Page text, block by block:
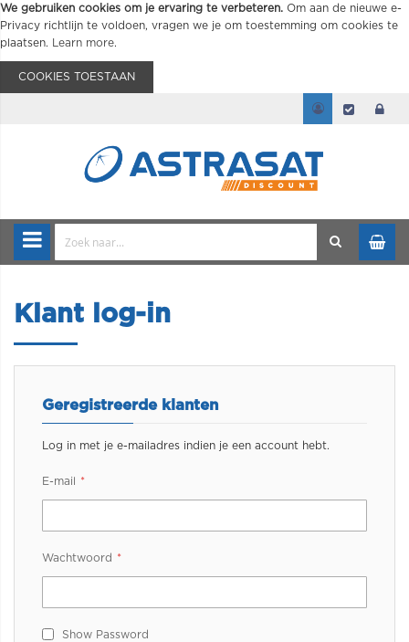
We gebruiken cookies om je ervaring te verbeteren. Om aan de nieuwe e-
Privacy richtlijn te voldoen, vragen we je om toestemming om cookies te
plaatsen.
Learn more.
COOKIES TOESTAAN
Klant log-in
Geregistreerde klanten
Log in met je e-mailadres indien je een account hebt.
E-mail
Wachtwoord
Show Password